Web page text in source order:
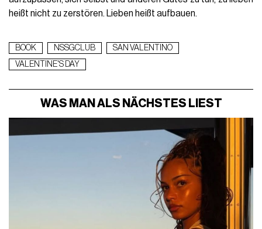
heißt nicht zu zerstören. Lieben heißt aufbauen.
BOOK NSSGCLUB
SAN VALENTINO
VALENTINE'S DAY
WAS MAN ALS NÄCHSTES LIEST